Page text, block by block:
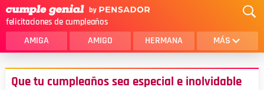
felicitaciones de cumpleaños
AMIGA AMIGO HERMANA MÁS
MAMA
AMOR
Que tu cumpleaños sea especial e inolvidable